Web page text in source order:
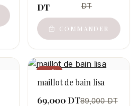
DT
DT
COMMANDER
−22%
maillot de bain lisa
69,000 DT89,000 DT